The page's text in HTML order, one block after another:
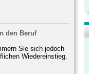
den Beruf
Sie sich jedoch
Wiedereinstieg.